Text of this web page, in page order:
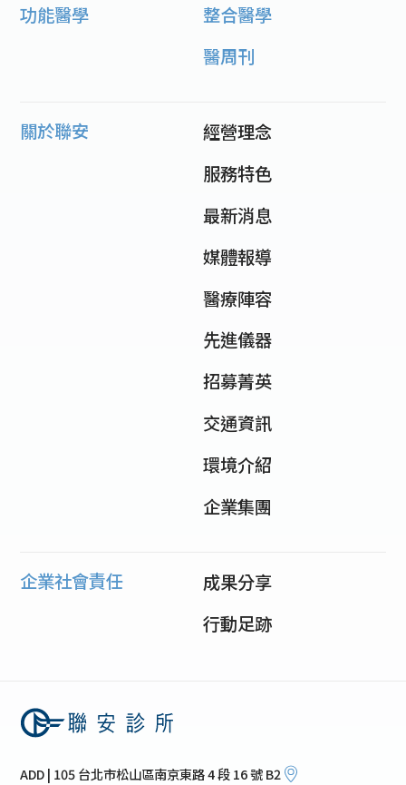
功能醫學
整合醫學
醫周刊
關於聯安
經營理念
服務特色
最新消息
媒體報導
醫療陣容
先進儀器
招募菁英
交通資訊
環境介紹
企業集團
企業社會責任
成果分享
行動足跡
ADD | 105 台北市松山區南京東路 4 段 16 號 B2